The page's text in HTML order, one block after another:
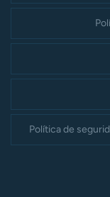
Política de